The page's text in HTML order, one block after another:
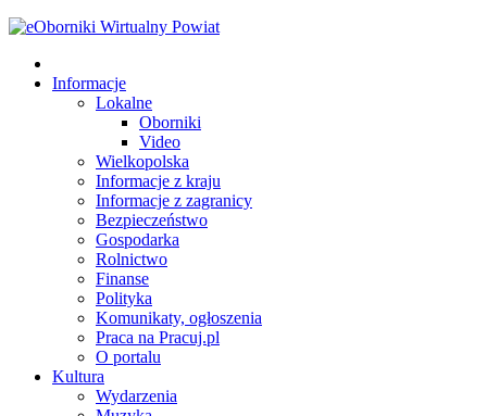
Informacje
Lokalne
Oborniki
Video
Wielkopolska
Informacje z kraju
Informacje z zagranicy
Bezpieczeństwo
Gospodarka
Rolnictwo
Finanse
Polityka
Komunikaty, ogłoszenia
Praca na Pracuj.pl
O portalu
Kultura
Wydarzenia